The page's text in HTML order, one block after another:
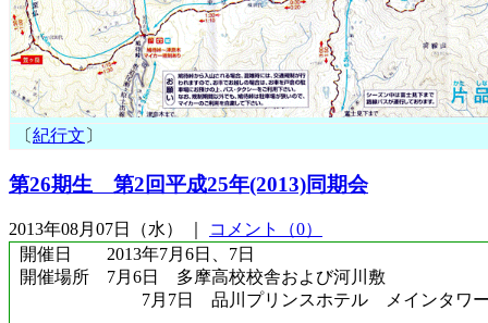
〔紀行文 〕
第26期生 第2回平成25年(2013)同期会
2013年08月07日（水） ｜
コメント（0）
開催日 2013年7月6日、7日
開催場所 7月6日 多摩高校校舎および河川敷
7月7日 品川プリンスホテル メインタワ